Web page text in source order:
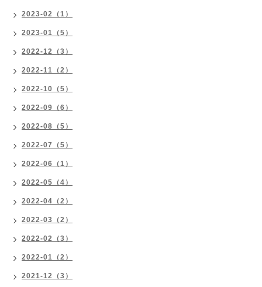
2023-02（1）
2023-01（5）
2022-12（3）
2022-11（2）
2022-10（5）
2022-09（6）
2022-08（5）
2022-07（5）
2022-06（1）
2022-05（4）
2022-04（2）
2022-03（2）
2022-02（3）
2022-01（2）
2021-12（3）